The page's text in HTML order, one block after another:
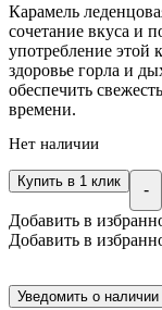
Карамель
сочетание вкуса и
употребление этой
здоровье горла и
обеспечить
времени.
Нет наличии
-
Купить в 1 клик
Добавить в
Добавить в